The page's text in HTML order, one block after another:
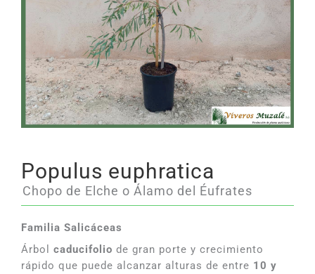
Populus euphratica
Chopo de Elche o Álamo del Éufrates
Familia Salicáceas
Árbol caducifolio de gran porte y crecimiento
rápido que puede alcanzar alturas de entre 10 y